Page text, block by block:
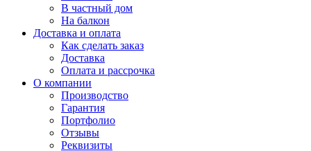
В частный дом
На балкон
Доставка и оплата
Как сделать заказ
Доставка
Оплата и рассрочка
О компании
Производство
Гарантия
Портфолио
Отзывы
Реквизиты